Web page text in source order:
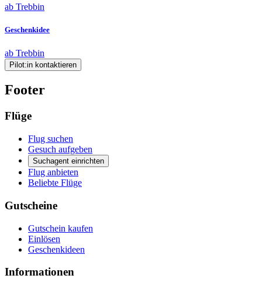
ab Trebbin
Geschenkidee
ab Trebbin
Pilot:in kontaktieren
Footer
Flüge
Flug suchen
Gesuch aufgeben
Suchagent einrichten
Flug anbieten
Beliebte Flüge
Gutscheine
Gutschein kaufen
Einlösen
Geschenkideen
Informationen